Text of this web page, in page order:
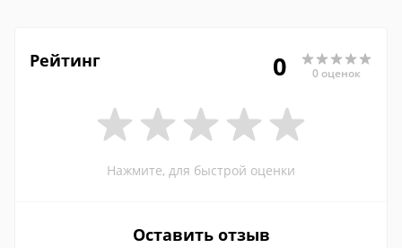
Рейтинг 0 0 оценок
Нажмите, для быстрой оценки
Оставить отзыв